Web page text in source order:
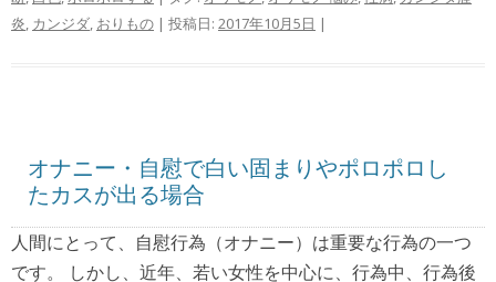
炎, カンジダ, おりもの | 投稿日: 2017年10月5日 |
オナニー・自慰で白い固まりやポロポロし
たカスが出る場合
人間にとって、自慰行為（オナニー）は重要な行為の一つ
です。 しかし、近年、若い女性を中心に、行為中、行為後